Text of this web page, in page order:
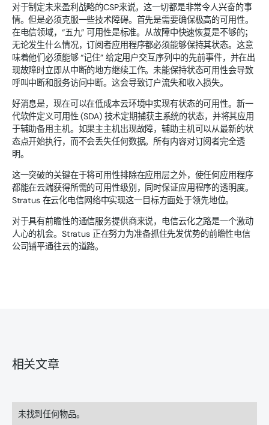
对于制定未来盈利战略的CSP来说，这一切都是非常令人兴奋的事
情。但是必须克服一些技术障碍。首先是需要确保极高的可用性。
在电信领域，“五九” 可用性是标准。从故障中快速恢复是不够的；
无论发生什么情况，订阅者应用程序都必须能够保持其状态。这意
味着他们必须能够 “记住” 给定用户交互序列中的先前事件，并在出
现故障时立即从中断的地方继续工作。未能保持状态可用性会导致
呼叫中断和服务访问中断。这会导致订户流失和收入损失。
好消息是，现在可以在低成本云环境中实现有状态的可用性。新一
代软件定义可用性 (SDA) 技术定期捕获主系统的状态，并将其应用
于辅助备用主机。如果主主机出现故障，辅助主机可以从最新的状
态点开始执行，而不会丢失任何数据。所有内容对订阅者完全透
明。
这一突破的关键在于将可用性排除在应用层之外，使任何应用程序
都能在云端获得所需的可用性级别，同时保证应用程序的透明度。
Stratus 在云化电信网络中实现这一目标方面处于领先地位。
对于具有前瞻性的通信服务提供商来说，电信云化之路是一个激动
人心的机会。Stratus 正在努力为准备抓住先发优势的前瞻性电信
公司铺平通往云的道路。
相关文章
未找到任何物品。